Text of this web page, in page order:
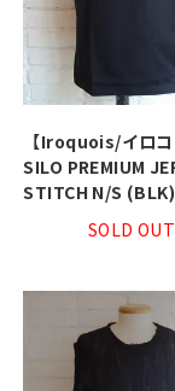
【Iroquois/イロ
SILO PREMIUM
STITCH N/S (BLK)
SOLD OUT